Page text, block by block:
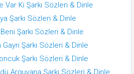
Var Ki Şarkı Sözleri & Dinle
Şarkı Sözleri & Dinle
Şarkı Sözleri & Dinle
Şarkı Sözleri & Dinle
Şarkı Sözleri & Dinle
Arguvana Şarkı Sözleri & Dinle